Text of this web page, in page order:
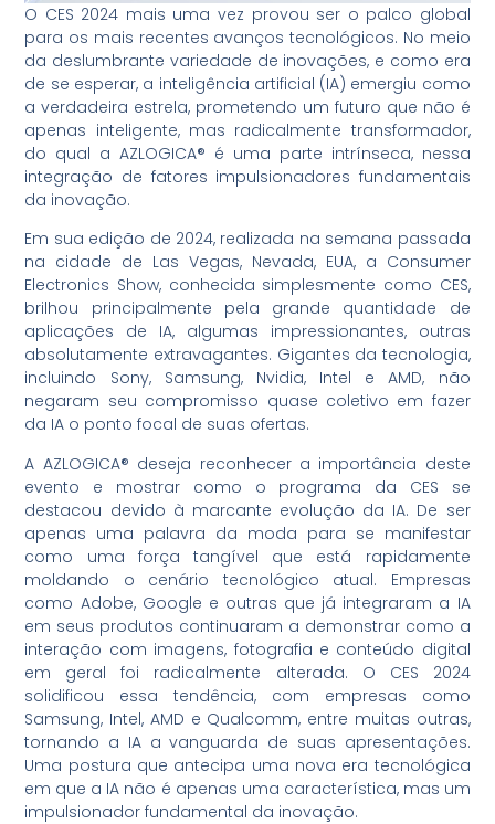
O CES 2024 mais uma vez provou ser o palco global
para os mais recentes avanços tecnológicos. No meio
da deslumbrante variedade de inovações, e como era
de se esperar, a inteligência artificial (IA) emergiu como
a verdadeira estrela, prometendo um futuro que não é
apenas inteligente, mas radicalmente transformador,
do qual a AZLOGICA® é uma parte intrínseca, nessa
integração de fatores impulsionadores fundamentais
da inovação.
Em sua edição de 2024, realizada na semana passada
na cidade de Las Vegas, Nevada, EUA, a Consumer
Electronics Show, conhecida simplesmente como CES,
brilhou principalmente pela grande quantidade de
aplicações de IA, algumas impressionantes, outras
absolutamente extravagantes. Gigantes da tecnologia,
incluindo Sony, Samsung, Nvidia, Intel e AMD, não
negaram seu compromisso quase coletivo em fazer
da IA o ponto focal de suas ofertas.
A AZLOGICA® deseja reconhecer a importância deste
evento e mostrar como o programa da CES se
destacou devido à marcante evolução da IA. De ser
apenas uma palavra da moda para se manifestar
como uma força tangível que está rapidamente
moldando o cenário tecnológico atual. Empresas
como Adobe, Google e outras que já integraram a IA
em seus produtos continuaram a demonstrar como a
interação com imagens, fotografia e conteúdo digital
em geral foi radicalmente alterada. O CES 2024
solidificou essa tendência, com empresas como
Samsung, Intel, AMD e Qualcomm, entre muitas outras,
tornando a IA a vanguarda de suas apresentações.
Uma postura que antecipa uma nova era tecnológica
em que a IA não é apenas uma característica, mas um
impulsionador fundamental da inovação.